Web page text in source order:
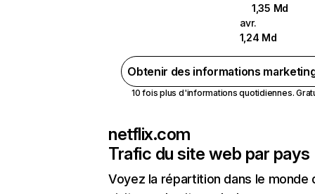
1,35 Md
avr.
1,24 Md
Obtenir des informations
10 fois plus d'informations quotidiennes.
netflix.com
Trafic du site web par pays
Voyez la répartition dans le monde